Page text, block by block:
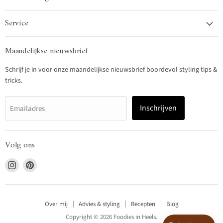
Service
Maandelijkse nieuwsbrief
Schrijf je in voor onze maandelijkse nieuwsbrief boordevol styling tips &
tricks.
Emailadres Inschrijven
Volg ons
Vind
ons
op
Vind
op
Over mij Advies & styling Recepten
Blog
Copyright © 2026 Foodies in Heels.